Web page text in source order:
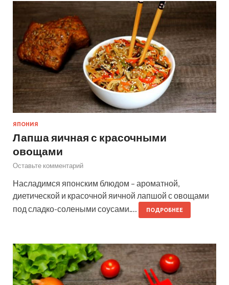
ЯПОНИЯ
Лапша яичная с красочными
овощами
Оставьте комментарий
Насладимся японским блюдом – ароматной,
диетической и красочной яичной лапшой с овощами
под сладко-солеными соусами.…
ПОДРОБНЕЕ